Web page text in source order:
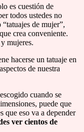
es cuestión de
todos ustedes no
de mujer”,
crea conveniente.
mujeres.
hacerse un tatuaje en
de nuestra
cuando se
puede que
que eso va a depender
ver cientos de